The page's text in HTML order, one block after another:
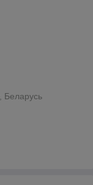
Беларусь